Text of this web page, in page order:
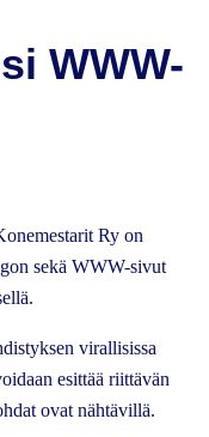
WWW-
Ry on
sekä WWW-sivut
virallisissa
esittää riittävän
ovat nähtävillä.